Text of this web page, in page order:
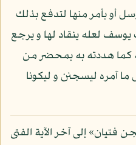
أو بأمر منها لتدفع بذلك
لعله ينقاد لها و يرجع
كما هددته به بمحضر من
ما آمره ليسجنن و ليكونا
إلى آخر الآية الفتى